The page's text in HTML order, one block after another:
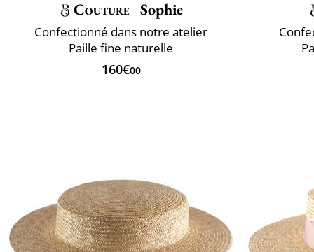
Couture Sophie
Confectionné dans notre atelier
Paille fine naturelle
160€00